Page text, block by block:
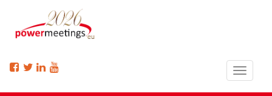
Menu